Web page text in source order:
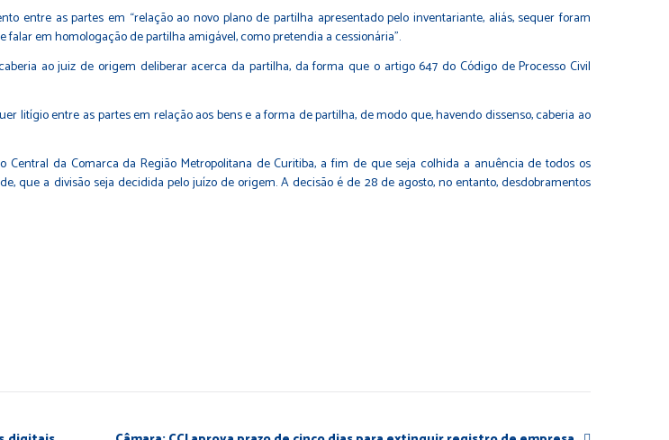
entre as partes em “relação ao novo plano de partilha apresentado pelo inventariante, aliás, sequer foram
em homologação de partilha amigável, como pretendia a cessionária”.
ao juiz de origem deliberar acerca da partilha, da forma que o artigo 647 do Código de Processo Civil
litígio entre as partes em relação aos bens e a forma de partilha, de modo que, havendo dissenso, caberia ao
da Comarca da Região Metropolitana de Curitiba, a fim de que seja colhida a anuência de todos os
que a divisão seja decidida pelo juízo de origem. A decisão é de 28 de agosto, no entanto, desdobramentos